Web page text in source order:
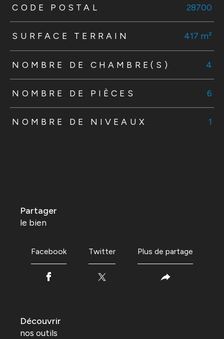
TRAD_ZEPHYR_Caracteristique TRAD_ZEPHYR_Valeurs
CODE POSTAL 28700
SURFACE TERRAIN 417 m²
NOMBRE DE CHAMBRE(S) 4
NOMBRE DE PIÈCES 6
NOMBRE DE NIVEAUX 1
partager
le bien
Facebook Twitter Plus de partage
découvrir
nos outils